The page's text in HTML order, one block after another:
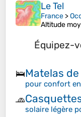
Le Tel
France >
Altitude
Équipez-
🛌Matelas
pour confort
🧢
solaire légère